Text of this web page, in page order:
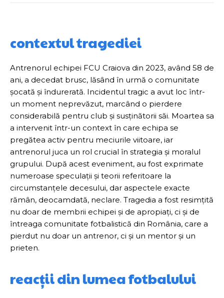
contextul tragediei
Antrenorul echipei FCU Craiova din 2023, având 58 de
ani, a decedat brusc, lăsând în urmă o comunitate
șocată și îndurerată. Incidentul tragic a avut loc într-
un moment neprevăzut, marcând o pierdere
considerabilă pentru club și susținătorii săi. Moartea sa
a intervenit într-un context în care echipa se
pregătea activ pentru meciurile viitoare, iar
antrenorul juca un rol crucial în strategia și moralul
grupului. După acest eveniment, au fost exprimate
numeroase speculații și teorii referitoare la
circumstanțele decesului, dar aspectele exacte
rămân, deocamdată, neclare. Tragedia a fost resimțită
nu doar de membrii echipei și de apropiați, ci și de
întreaga comunitate fotbalistică din România, care a
pierdut nu doar un antrenor, ci și un mentor și un
prieten.
reacții din lumea fotbalului